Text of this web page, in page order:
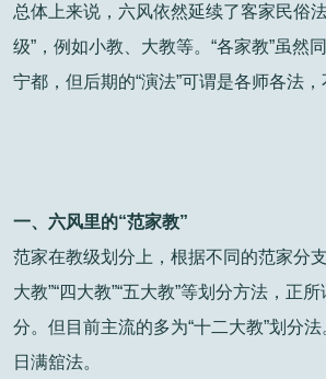
总体上来说，六风依然延续了客家民俗
级”，例如小教、大教等。“各家教”虽然
宁都，但后期的“演法”可谓是各师各法，
一、六风里的“范家教”
范家在教级划分上，根据不同的范家分支
大教”“四大教”“五大教”等划分方法，正
分。但目前主流的多为“十二大教”划分
日满舘法。